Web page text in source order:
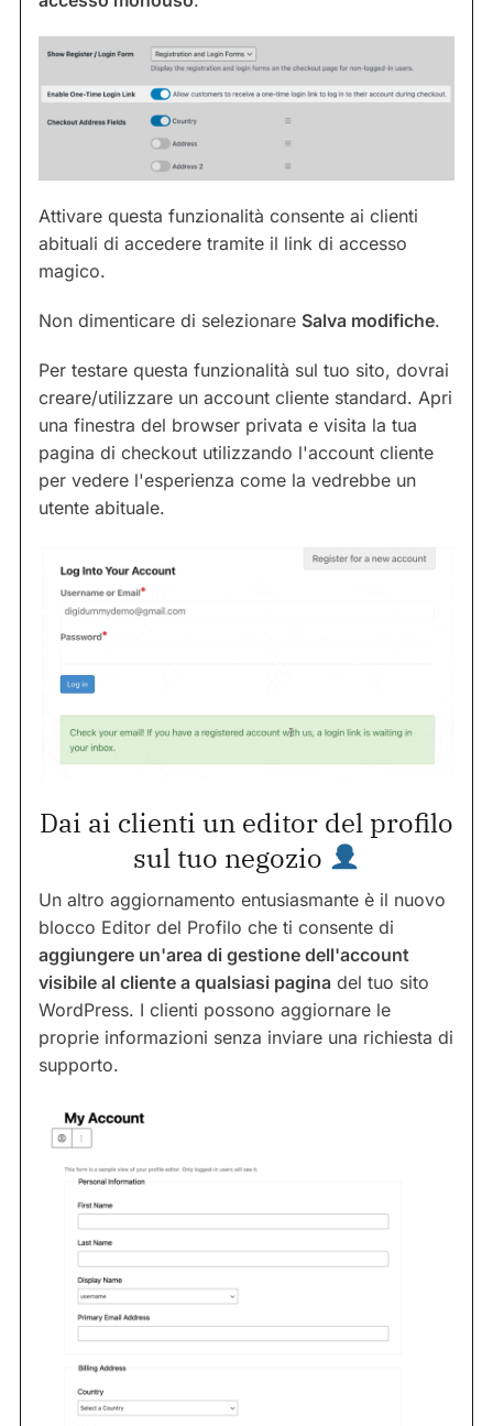
Attivare questa funzionalità consente ai clienti
abituali di accedere tramite il link di accesso
magico.
Non dimenticare di selezionare Salva modifiche.
Per testare questa funzionalità sul tuo sito, dovrai
creare/utilizzare un account cliente standard. Apri
una finestra del browser privata e visita la tua
pagina di checkout utilizzando l'account cliente
per vedere l'esperienza come la vedrebbe un
utente abituale.
Dai ai clienti un editor del profilo
sul tuo negozio
Un altro aggiornamento entusiasmante è il nuovo
blocco Editor del Profilo che ti consente di
aggiungere un'area di gestione dell'account
visibile al cliente a qualsiasi pagina del tuo sito
WordPress. I clienti possono aggiornare le
proprie informazioni senza inviare una richiesta di
supporto.